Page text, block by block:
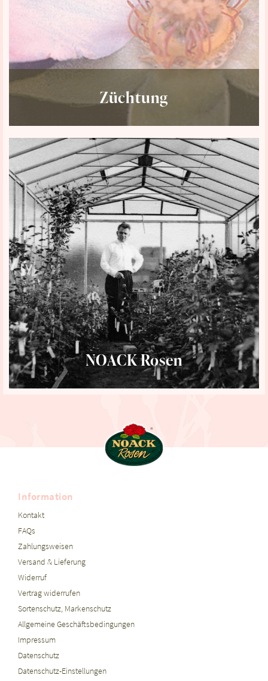
Züchtung
NOACK Rosen
Information
Kontakt
FAQs
Zahlungsweisen
Versand & Lieferung
Widerruf
Vertrag widerrufen
Sortenschutz, Markenschutz
Allgemeine Geschäftsbedingungen
Impressum
Datenschutz
Datenschutz-Einstellungen